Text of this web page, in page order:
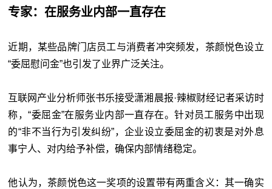
专家：在服务业内部一直存在
近期，某些品牌门店员工与消费者冲突频发，茶颜悦色设立
“委屈慰问金”也引发了业界广泛关注。
互联网产业分析师张书乐接受潇湘晨报·辣椒财经记者采访时
称，“委屈金”在服务业内部一直存在。针对员工服务中出现
的“非不当行为引发纠纷”，企业设立委屈金的初衷是对外息
事宁人、对内给予补偿，确保内部情绪稳定。
他认为，茶颜悦色这一奖项的设置带有两重含义：其一确实